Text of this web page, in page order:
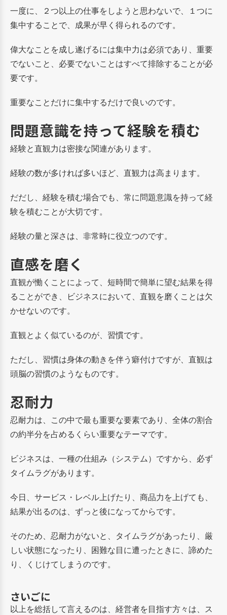
一度に、２つ以上の仕事をしようと思わないで、１つに
集中することで、成果が早く得られるのです。
偉大なことを成し遂げるには集中力は必須であり、重要
でないこと、必要でないことはすべて排除することが必
要です。
重要なことだけに集中するだけで良いのです。
問題意識を持って経験を積む
経験と直観力は密接な関連があります。
経験の数が多ければ多いほど、直観力は高まります。
だだし、経験を積む場合でも、常に問題意識を持って経
験を積むことが大切です。
経験の量と深さは、非常時に役立つのです。
直感を磨く
直観が慟くことによって、短時間で簡単に望む結果を得
ることができ、ビジネスにおいて、直観を磨くことは欠
かせないのです。
直観とよく似ているのが、習慣です。
ただし、習慣は身体の動きを伴う癖付けですが、直観は
頭脳の習慣のようなものです。
忍耐力
忍耐力は、この中で最も重要な要素であり、全体の割合
の約半分を占めるくらい重要なテーマです。
ビジネスは、一種の仕組み（システム）ですから、必ず
タイムラグがあります。
今日、サービス・レベル上げたり、商品力を上げても、
結果が出るのは、ずっと後になってからです。
そのため、忍耐力がないと、タイムラグがあったり、厳
しい状態になったり、困難な目に遭ったときに、諦めた
り、くじけてしまうのです。
さいごに
以上を総括して言えるのは、経営者を目指す方々は、ス